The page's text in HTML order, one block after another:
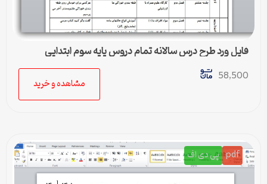
فایل ورد طرح درس سالانه تمام دروس پایه سوم ابتدایی
58,500
مشاهده و خرید
pdf پی دی اف